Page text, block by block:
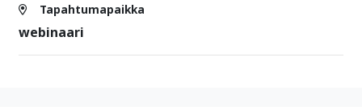
Tapahtumapaikka
webinaari